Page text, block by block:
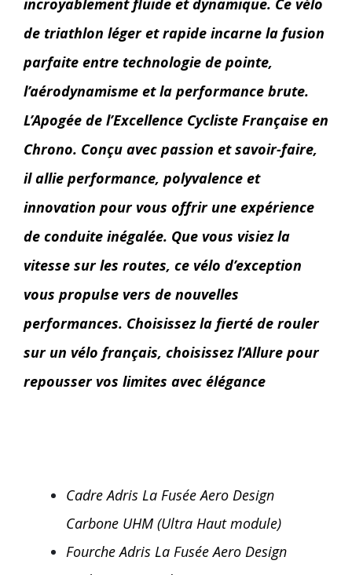
incroyablement fluide et dynamique. Ce vélo
de triathlon léger et rapide incarne la fusion
parfaite entre technologie de pointe,
l’aérodynamisme et la performance brute.
L’Apogée de l’Excellence Cycliste Française en
Chrono. Conçu avec passion et savoir-faire,
il allie performance, polyvalence et
innovation pour vous offrir une expérience
de conduite inégalée. Que vous visiez la
vitesse sur les routes, ce vélo d’exception
vous propulse vers de nouvelles
performances. Choisissez la fierté de rouler
sur un vélo français, choisissez l’Allure pour
repousser vos limites avec élégance
Cadre Adris La Fusée Aero Design
Carbone UHM (Ultra Haut module)
Fourche Adris La Fusée Aero Design